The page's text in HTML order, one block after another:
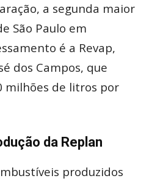
a segunda maior
São Paulo em
é a Revap,
dos Campos, que
milhões de litros por
da Replan
produzidos